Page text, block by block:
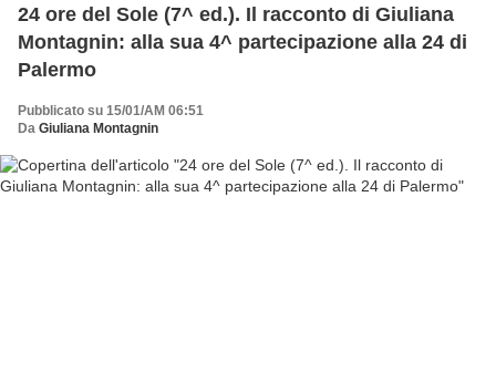
24 ore del Sole (7^ ed.). Il racconto di Giuliana
Montagnin: alla sua 4^ partecipazione alla 24 di
Palermo
Pubblicato su 15/01/AM 06:51
Da Giuliana Montagnin